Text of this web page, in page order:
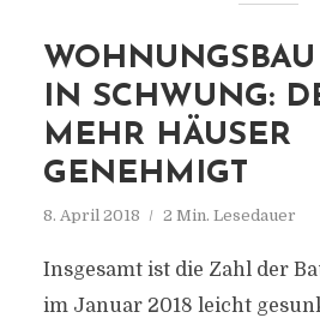
IN SCHWUNG:
MEHR HÄUSER
GENEHMIGT
8. April 2018 2 Min. Lesedauer
Insgesamt ist die Zahl der
im Januar 2018 leicht